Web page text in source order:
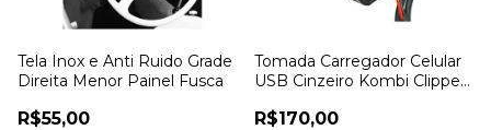
Tela Inox e Anti Ruido Grade
Direita Menor Painel Fusca
R$55,00
Tomada Carregador Celular
USB Cinzeiro Kombi Clipper
R$170,00